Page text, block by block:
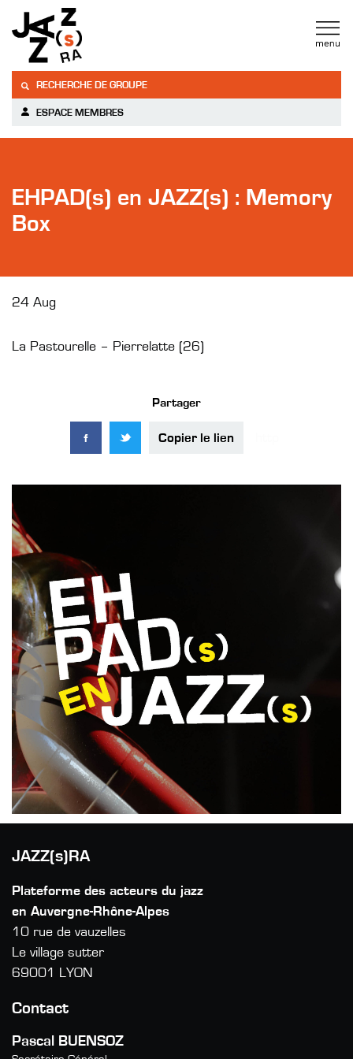
RECHERCHE DE GROUPE
ESPACE MEMBRES
EHPAD(s) en JAZZ(s) : Memory
Box
24 Aug
La Pastourelle – Pierrelatte (26)
Partager
Copier le lien
JAZZ(s)RA
Plateforme des acteurs du jazz
en Auvergne-Rhône-Alpes
10 rue de vauzelles
Le village sutter
69001 LYON
Contact
Pascal BUENSOZ